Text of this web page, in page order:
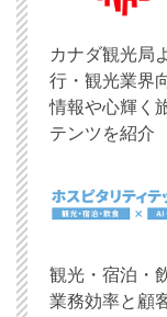
カナダ観光局
行・観光業界
情報や心輝く
テンツを紹介
観光・宿泊・
業務効率と顧